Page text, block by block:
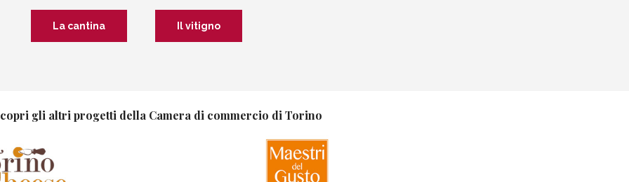
La cantina Il vitigno
gli altri progetti della Camera di commercio di Torino